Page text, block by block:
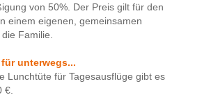
von 50%. Der Preis gilt für den
einem eigenen, gemeinsamen
Familie.
für unterwegs...
Lunchtüte für Tagesausflüge gibt es
€.